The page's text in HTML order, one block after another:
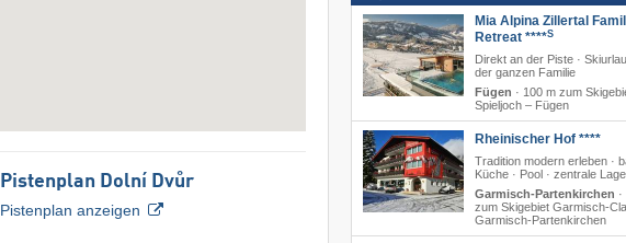
Pistenplan Dolní Dvůr
Pistenplan anzeigen
Mia Alpina Zillertal
Retreat ****S
Direkt an der Piste ·
der ganzen Familie
Fügen · 100 m zum
Spieljoch – Fügen
Rheinischer Hof ****
Tradition modern erleben ·
Küche · Pool · zentrale Lage
Garmisch-Partenkirchen ·
zum Skigebiet Garmisch-
Garmisch-Partenkirchen